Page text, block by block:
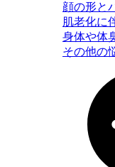
顔の形と
肌老化に
身体や体
その他の